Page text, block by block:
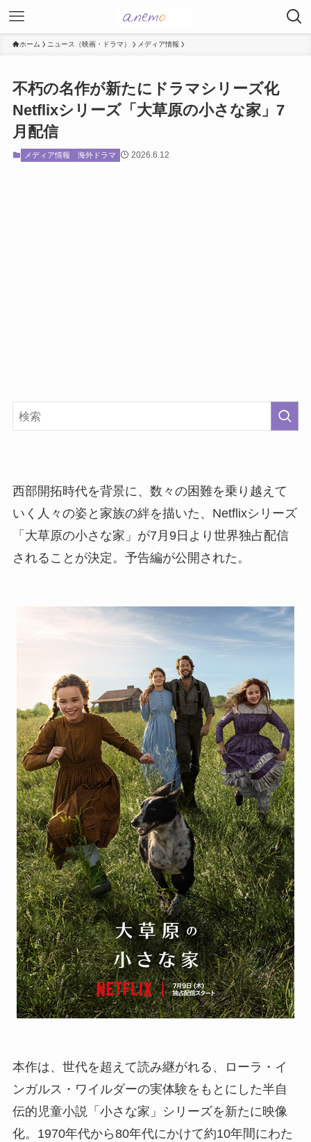
ホーム ニュース（映画・ドラマ） メディア情報
不朽の名作が新たにドラマシリーズ化
Netflixシリーズ「大草原の小さな家」7
月配信
メディア情報 海外ドラマ 2026.6.12
西部開拓時代を背景に、数々の困難を乗り越えて
いく人々の姿と家族の絆を描いた、Netflixシリーズ
「大草原の小さな家」が7月9日より世界独占配信
されることが決定。予告編が公開された。
本作は、世代を超えて読み継がれる、ローラ・イ
ンガルス・ワイルダーの実体験をもとにした半自
伝的児童小説「小さな家」シリーズを新たに映像
化。1970年代から80年代にかけて約10年間にわた